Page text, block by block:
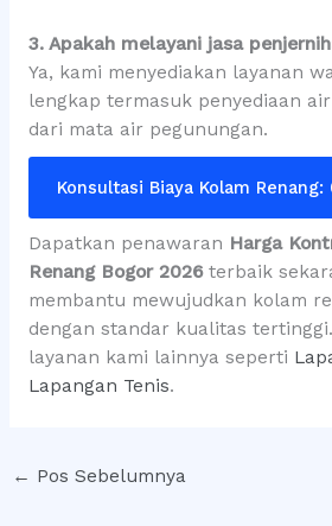
3. Apakah melayani jasa
Ya, kami menyediakan layanan
lengkap termasuk penyediaan
dari mata air pegunungan.
Konsultasi Biaya Kolam Renang:
Dapatkan penawaran Harga
Renang Bogor 2026terbaik
membantu mewujudkan kolam
dengan standar kualitas
layanan kami lainnya seperti
Lapangan Tenis.
← Pos Sebelumnya